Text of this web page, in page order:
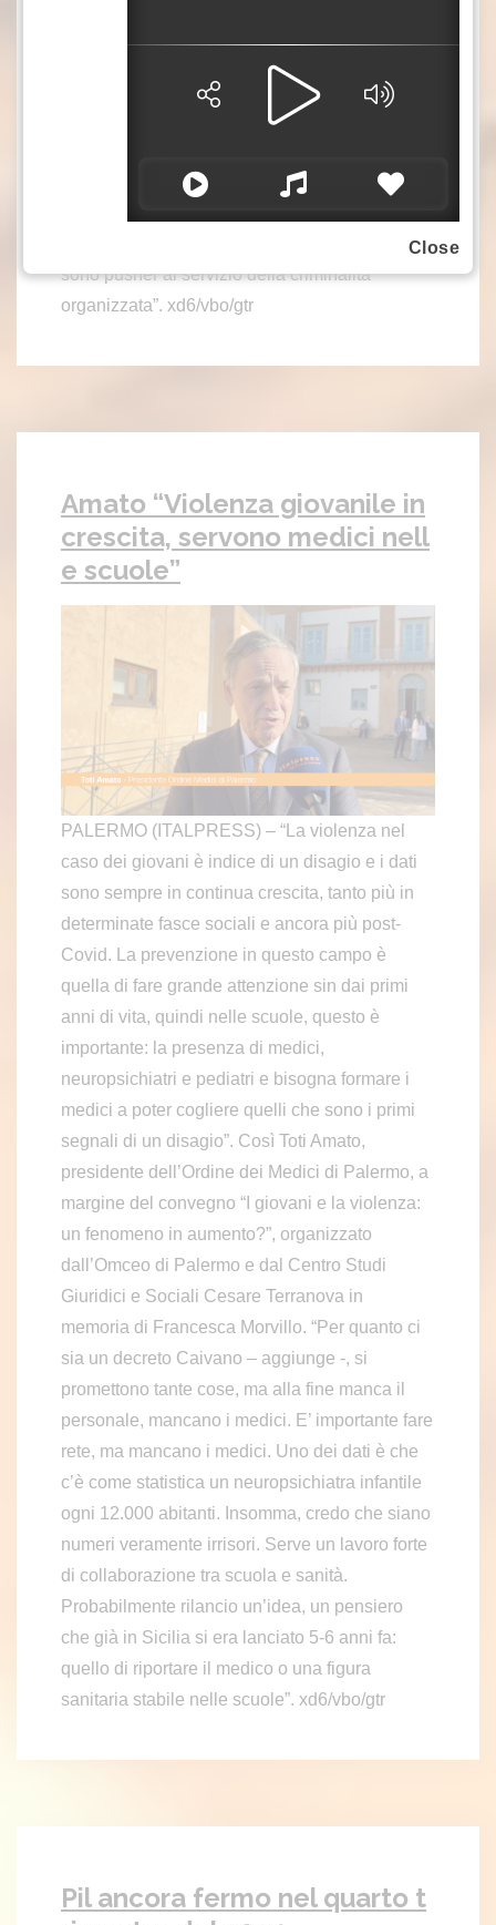
organizzata – aggiunge – sfrutta i soggetti
minorenni, ma sfrutta anche i soggetti non
anni non è possibile neppure instaurare un
moltissimi minori, anche minori di 14 anni, che
sono pusher al servizio della criminalità
organizzata”. xd6/vbo/gtr
Amato “Violenza giovanile in
crescita, servono medici nell
e scuole”
PALERMO (ITALPRESS) – “La violenza nel
caso dei giovani è indice di un disagio e i dati
sono sempre in continua crescita, tanto più in
determinate fasce sociali e ancora più post-
Covid. La prevenzione in questo campo è
quella di fare grande attenzione sin dai primi
anni di vita, quindi nelle scuole, questo è
importante: la presenza di medici,
neuropsichiatri e pediatri e bisogna formare i
medici a poter cogliere quelli che sono i primi
segnali di un disagio”. Così Toti Amato,
presidente dell’Ordine dei Medici di Palermo, a
margine del convegno “I giovani e la violenza:
un fenomeno in aumento?”, organizzato
dall’Omceo di Palermo e dal Centro Studi
Giuridici e Sociali Cesare Terranova in
memoria di Francesca Morvillo. “Per quanto ci
sia un decreto Caivano – aggiunge -, si
promettono tante cose, ma alla fine manca il
personale, mancano i medici. E’ importante fare
rete, ma mancano i medici. Uno dei dati è che
c’è come statistica un neuropsichiatra infantile
ogni 12.000 abitanti. Insomma, credo che siano
numeri veramente irrisori. Serve un lavoro forte
di collaborazione tra scuola e sanità.
Probabilmente rilancio un’idea, un pensiero
che già in Sicilia si era lanciato 5-6 anni fa:
quello di riportare il medico o una figura
sanitaria stabile nelle scuole”. xd6/vbo/gtr
Pil ancora fermo nel quarto t
Close